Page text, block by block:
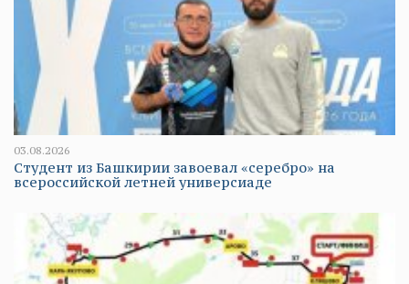
03.08.2026
Студент из Башкирии завоевал «серебро» на
всероссийской летней универсиаде